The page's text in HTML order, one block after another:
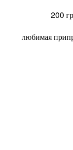
200
любимая